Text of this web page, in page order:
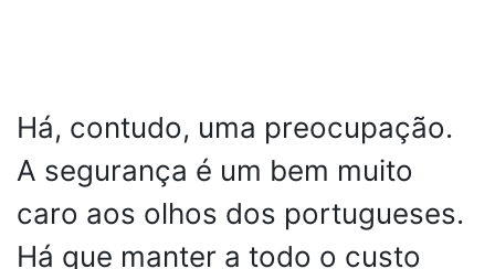
Há, contudo, uma preocupação.
A segurança é um bem muito
caro aos olhos dos portugueses.
Há que manter a todo o custo